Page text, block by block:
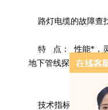
路灯电缆的故障查
特 点： 性能*，灵
地下管线探测、定位
技术指标：